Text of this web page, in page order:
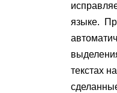
языке.
текстах